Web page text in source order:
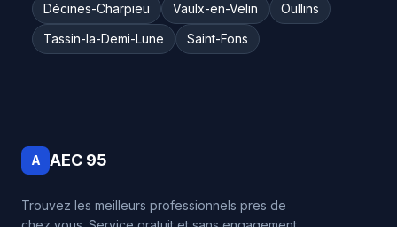
Décines-Charpieu
Vaulx-en-Velin
Oullins
Tassin-la-Demi-Lune
Saint-Fons
A AEC 95
Trouvez les meilleurs professionnels pres de